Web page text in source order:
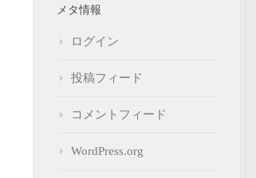
メタ情報
ログイン
投稿フィード
コメントフィード
WordPress.org